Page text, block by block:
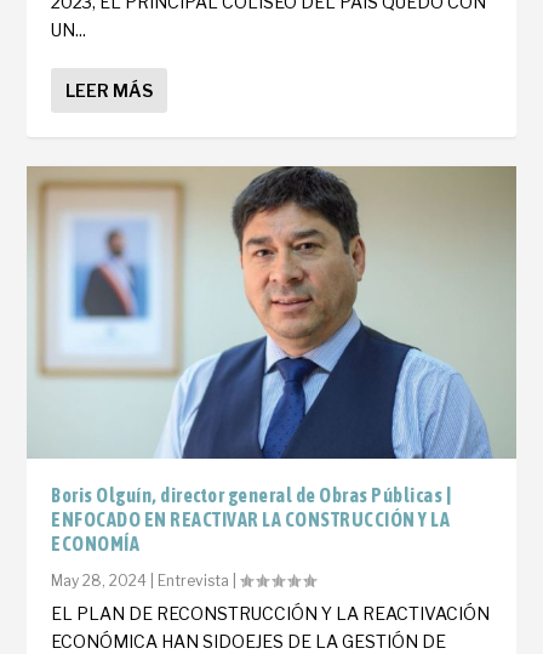
UN...
LEER MÁS
Boris Olguín, director general de Obras Públicas |
ENFOCADO EN REACTIVAR LA CONSTRUCCIÓN Y LA
ECONOMÍA
May 28, 2024 Entrevista |
EL PLAN DE RECONSTRUCCIÓN Y LA REACTIVACIÓN
ECONÓMICA HAN SIDOEJES DE LA GESTIÓN DE